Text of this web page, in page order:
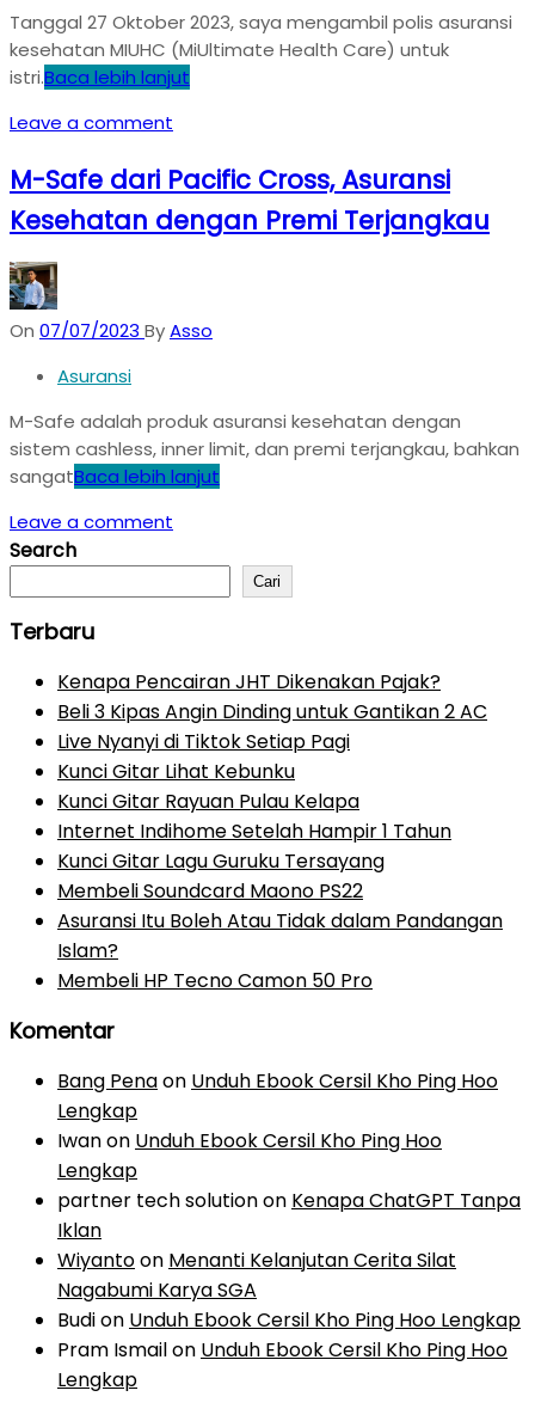
Tanggal 27 Oktober 2023, saya mengambil polis asuransi
kesehatan MIUHC (MiUltimate Health Care) untuk
istri.Baca lebih lanjut
Leave a comment
M-Safe dari Pacific Cross, Asuransi
Kesehatan dengan Premi Terjangkau
On 07/07/2023 ByAsso
Asuransi
M-Safe adalah produk asuransi kesehatan dengan
sistem cashless, inner limit, dan premi terjangkau, bahkan
sangatBaca lebih lanjut
Leave a comment
Search
Cari
Terbaru
Kenapa Pencairan JHT Dikenakan Pajak?
Beli 3 Kipas Angin Dinding untuk Gantikan 2 AC
Live Nyanyi di Tiktok Setiap Pagi
Kunci Gitar Lihat Kebunku
Kunci Gitar Rayuan Pulau Kelapa
Internet Indihome Setelah Hampir 1 Tahun
Kunci Gitar Lagu Guruku Tersayang
Membeli Soundcard Maono PS22
Asuransi Itu Boleh Atau Tidak dalam Pandangan
Islam?
Membeli HP Tecno Camon 50 Pro
Komentar
Bang Penaon Unduh Ebook Cersil Kho Ping Hoo
Lengkap
Iwanon Unduh Ebook Cersil Kho Ping Hoo
Lengkap
partner tech solutionon Kenapa ChatGPT Tanpa
Iklan
Wiyantoon Menanti Kelanjutan Cerita Silat
Nagabumi Karya SGA
Budion Unduh Ebook Cersil Kho Ping Hoo Lengkap
Pram Ismailon Unduh Ebook Cersil Kho Ping Hoo
Lengkap